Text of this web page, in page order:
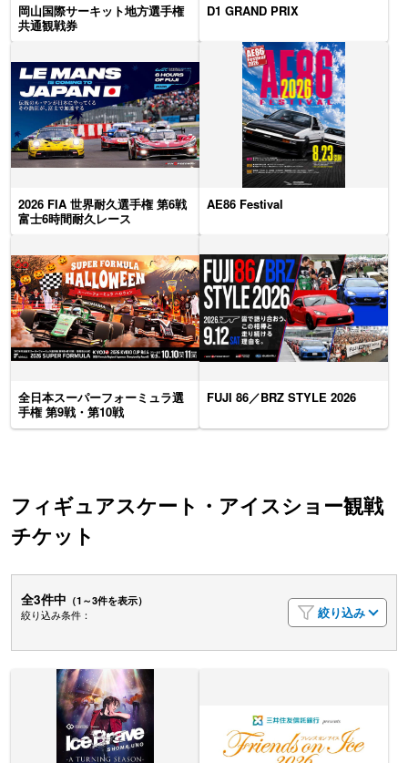
岡山国際サーキット地方選手権
共通観戦券
D1 GRAND PRIX
2026 FIA 世界耐久選手権 第6戦
富士6時間耐久レース
AE86 Festival
全日本スーパーフォーミュラ選
手権 第9戦・第10戦
FUJI 86／BRZ STYLE 2026
フィギュアスケート・アイスショー観戦
チケット
全3件中 （1～3件を表示）
絞り込み条件：
絞り込み